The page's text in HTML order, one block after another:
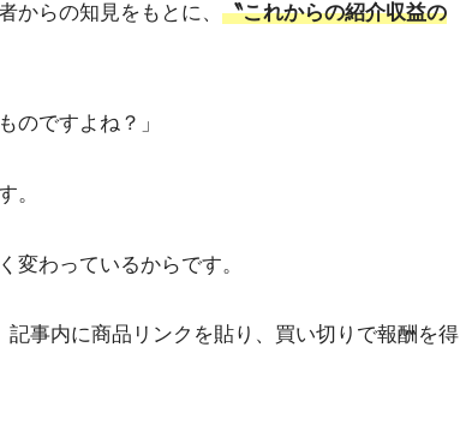
からの知見をもとに、 〝これからの紹介収益の
のですよね？」
。
変わっているからです。
事内に商品リンクを貼り、買い切りで報酬を得